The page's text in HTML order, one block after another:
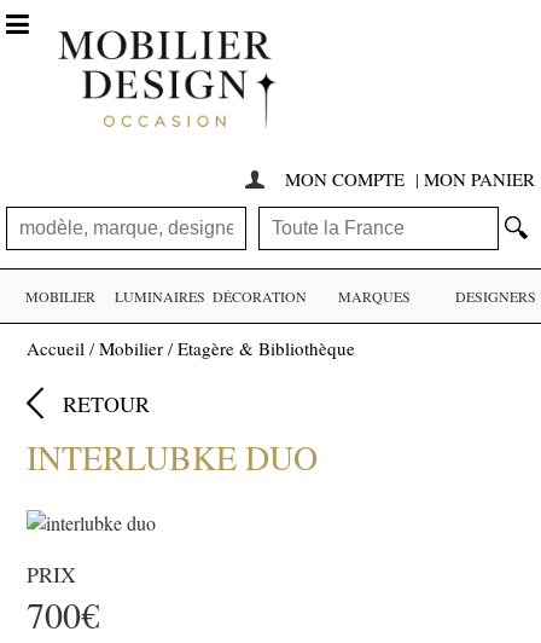
 MON COMPTE | MON PANIER
🔍

MOBILIER LUMINAIRES DÉCORATION MARQUES DESIGNERS
Accueil /Mobilier /Etagère & Bibliothèque
 RETOUR
INTERLUBKE DUO
PRIX
700€